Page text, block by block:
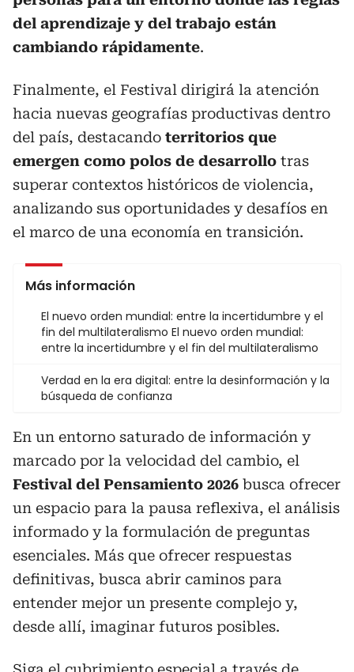
del aprendizaje y del trabajo están
cambiando rápidamente.
Finalmente, el Festival dirigirá la atención
hacia nuevas geografías productivas dentro
del país, destacando territorios que
emergen como polos de desarrollo tras
superar contextos históricos de violencia,
analizando sus oportunidades y desafíos en
el marco de una economía en transición.
Más información
El nuevo orden mundial: entre la incertidumbre y el
fin del multilateralismo El nuevo orden mundial:
entre la incertidumbre y el fin del multilateralismo
Verdad en la era digital: entre la desinformación y la
búsqueda de confianza
En un entorno saturado de información y
marcado por la velocidad del cambio, el
Festival del Pensamiento 2026 busca ofrecer
un espacio para la pausa reflexiva, el análisis
informado y la formulación de preguntas
esenciales. Más que ofrecer respuestas
definitivas, busca abrir caminos para
entender mejor un presente complejo y,
desde allí, imaginar futuros posibles.